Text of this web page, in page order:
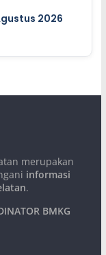
2026
merupakan
informasi
.
BMKG